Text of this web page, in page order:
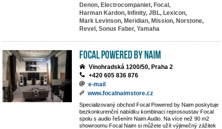
Denon, Electrocompaniet, Focal,
Harman Kardon, Infinity, JBL, Lexicon,
Mark Levinson, Meridian, Mission, Norstone,
Revel, Sonus Faber, Yamaha
Focal powered by Naim
Vinohradská 1200/50, Praha 2
+420 605 836 876
e-mail
www.focalnaimstore.cz
Specializovaný obchod Focal Powered by Naim poskytuje
bezkonkurenční nabídku kombinaci reprosoustav Focal
spolu s audio řešením Naim Audio. Na více než 90 m2
showroomu Focal Naim si můžete užít výjimečný zážitek